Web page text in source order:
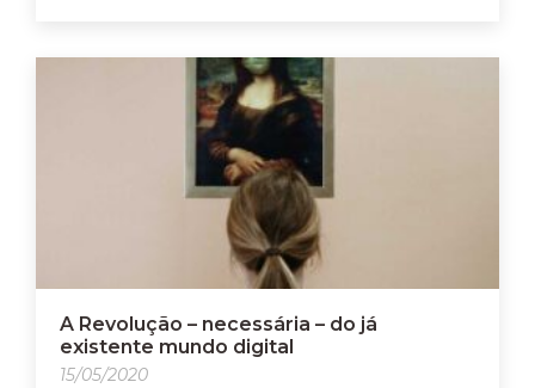
A Revolução – necessária – do já
existente mundo digital
15/05/2020